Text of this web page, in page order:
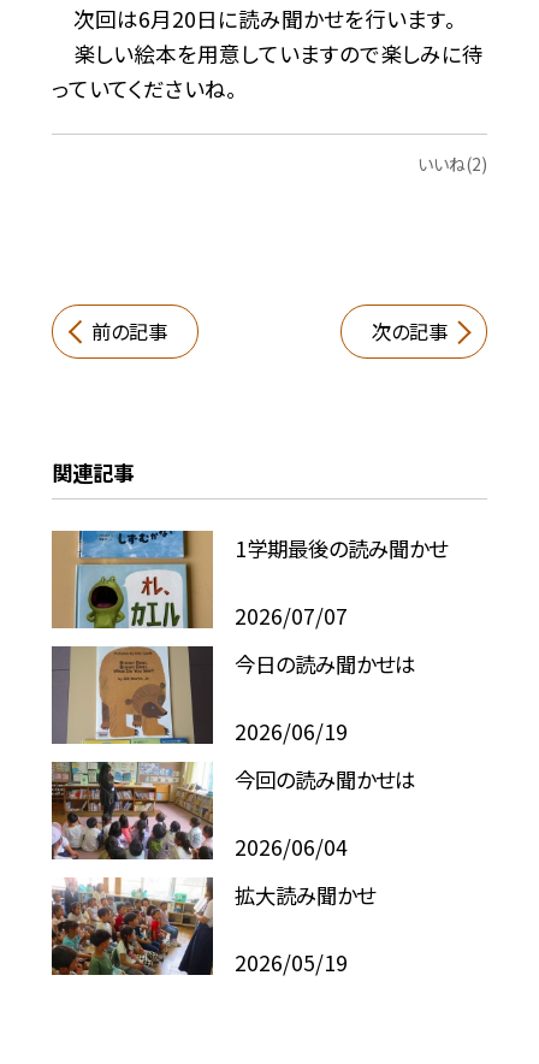
次回は6月20日に読み聞かせを行います。
楽しい絵本を用意していますので楽しみに待
っていてくださいね。
いいね(2)
前の記事 次の記事
関連記事
1学期最後の読み聞かせ
2026/07/07
今日の読み聞かせは
2026/06/19
今回の読み聞かせは
2026/06/04
拡大読み聞かせ
2026/05/19